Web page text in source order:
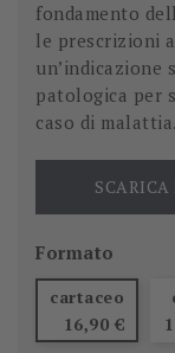
fondamento
le prescrizioni
un’indicazione
patologica per
caso di malattia.
SCARICA
Formato
cartaceo
16,90 €